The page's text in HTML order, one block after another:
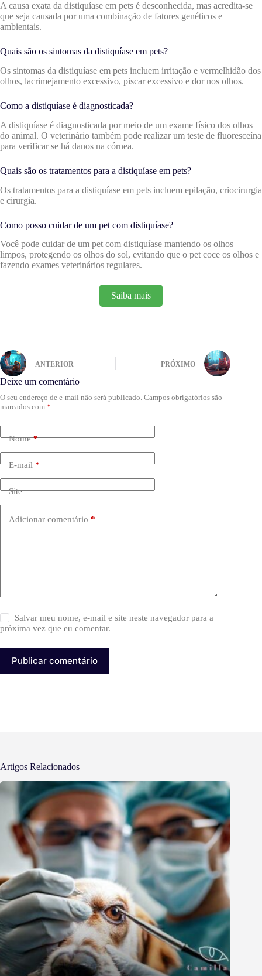
A causa exata da distiquíase em pets é desconhecida, mas acredita-se
que seja causada por uma combinação de fatores genéticos e
ambientais.
Quais são os sintomas da distiquíase em pets?
Os sintomas da distiquíase em pets incluem irritação e vermelhidão dos
olhos, lacrimejamento excessivo, piscar excessivo e dor nos olhos.
Como a distiquíase é diagnosticada?
A distiquíase é diagnosticada por meio de um exame físico dos olhos
do animal. O veterinário também pode realizar um teste de fluoresceína
para verificar se há danos na córnea.
Quais são os tratamentos para a distiquíase em pets?
Os tratamentos para a distiquíase em pets incluem epilação, criocirurgia
e cirurgia.
Como posso cuidar de um pet com distiquíase?
Você pode cuidar de um pet com distiquíase mantendo os olhos
limpos, protegendo os olhos do sol, evitando que o pet coce os olhos e
fazendo exames veterinários regulares.
Saiba mais
ANTERIOR PRÓXIMO
Deixe um comentário
O seu endereço de e-mail não será publicado. Campos obrigatórios são
marcados com *
Nome*
E-mail*
Site
Adicionar comentário *
Salvar meu nome, e-mail e site neste navegador para a
próxima vez que eu comentar.
Publicar comentário
Artigos Relacionados